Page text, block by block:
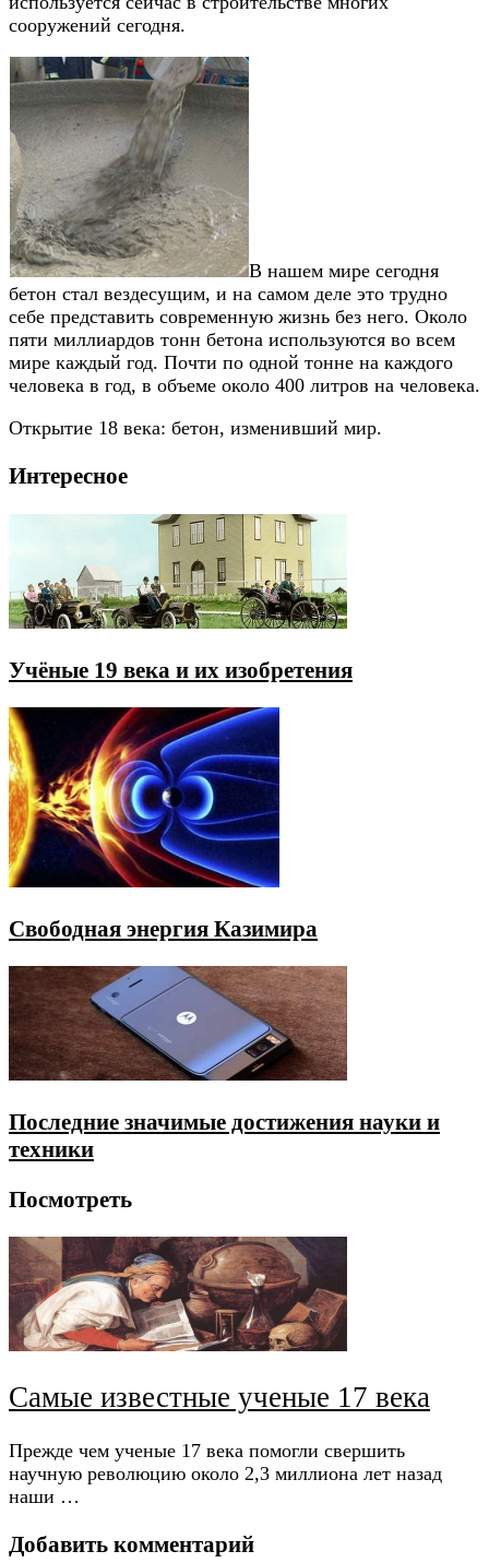
сооружений сегодня.
В нашем мире сегодня
бетон стал вездесущим, и на самом деле это трудно
себе представить современную жизнь без него. Около
пяти миллиардов тонн бетона используются во всем
мире каждый год. Почти по одной тонне на каждого
человека в год, в объеме около 400 литров на человека.
Открытие 18 века: бетон, изменивший мир.
Интересное
Учёные 19 века и их изобретения
Свободная энергия Казимира
Последние значимые достижения науки и
техники
Посмотреть
Самые известные ученые 17 века
Прежде чем ученые 17 века помогли свершить
научную революцию около 2,3 миллиона лет назад
наши …
Добавить комментарий